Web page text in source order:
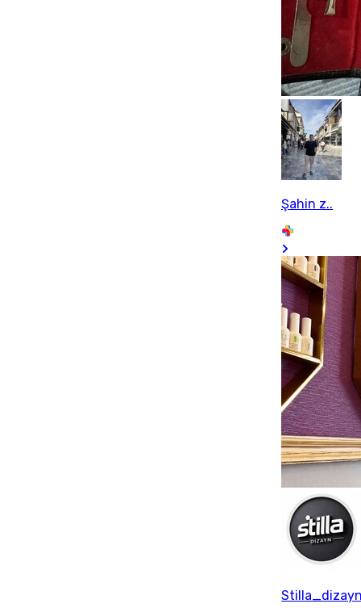
Şahin z..